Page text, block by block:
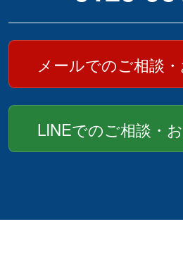
メールでのご相談
LINEでのご相談・